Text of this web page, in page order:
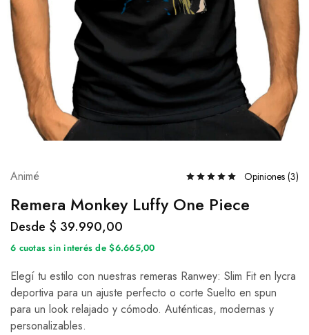
Animé Opiniones (3)
Remera Monkey Luffy One Piece
Desde $ 39.990,00
6 cuotas sin interés de $6.665,00
Elegí tu estilo con nuestras remeras Ranwey: Slim Fit en lycra
deportiva para un ajuste perfecto o corte Suelto en spun
para un look relajado y cómodo. Auténticas, modernas y
personalizables.